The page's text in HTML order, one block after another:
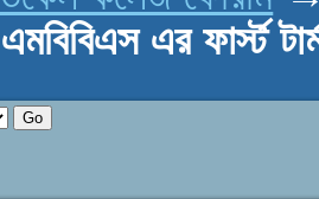
এর ফার্স্ট